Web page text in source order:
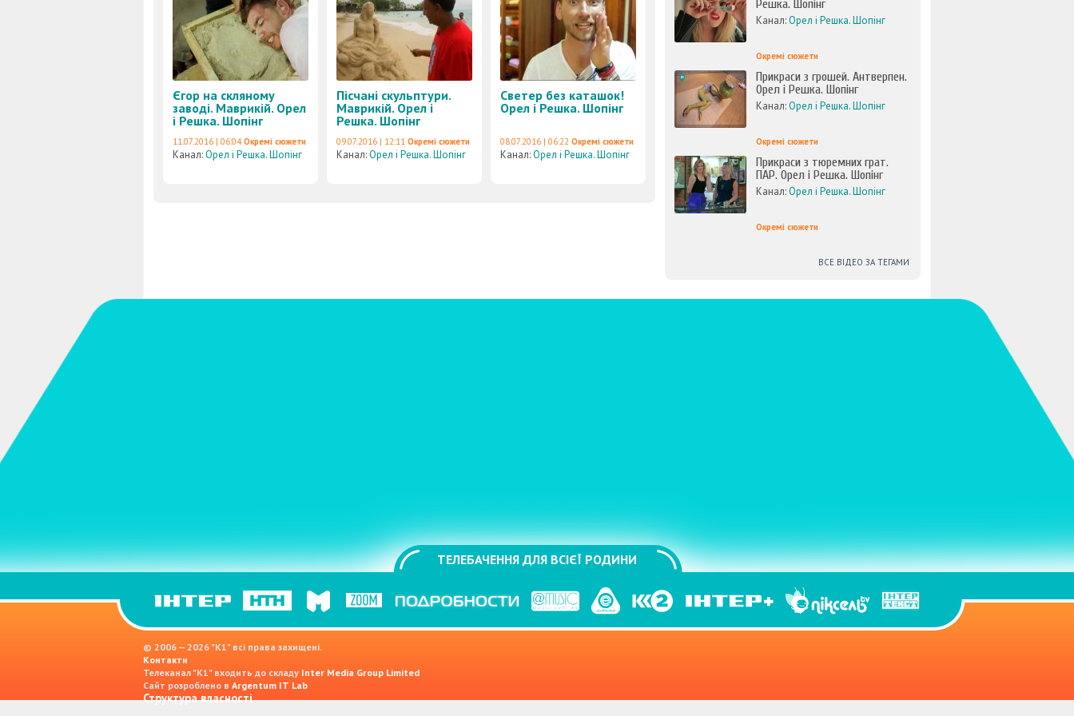
Єгор на скляному
заводі. Маврикій. Орел
і Решка. Шопінг
11.07.2016 | 06:04 Окремі сюжети
Канал:Орел і Решка. Шопінг
Пісчані скульптури.
Маврикій. Орел і
Решка. Шопінг
09.07.2016 | 12:11 Окремі сюжети
Канал:Орел і Решка. Шопінг
Светер без каташок!
Орел і Решка. Шопінг
08.07.2016 | 06:22 Окремі сюжети
Канал:Орел і Решка. Шопінг
Решка. Шопінг
Канал:Орел і Решка. Шопінг
Окремі сюжети
Прикраси з грошей. Антверпен.
Орел і Решка. Шопінг
Канал:Орел і Решка. Шопінг
Окремі сюжети
Прикраси з тюремних грат.
ПАР. Орел і Решка. Шопінг
Канал:Орел і Решка. Шопінг
Окремі сюжети
ВСЕ ВІДЕО ЗА ТЕГАМИ
ТЕЛЕБАЧЕННЯ ДЛЯ ВСІЄЇ РОДИНИ
© 2006 — 2026 "K1" всі права захищені.
Контакти
Телеканал "К1" входить до складу Inter Media Group Limited
Сайт розроблено в Argentum IT Lab
Структура власності